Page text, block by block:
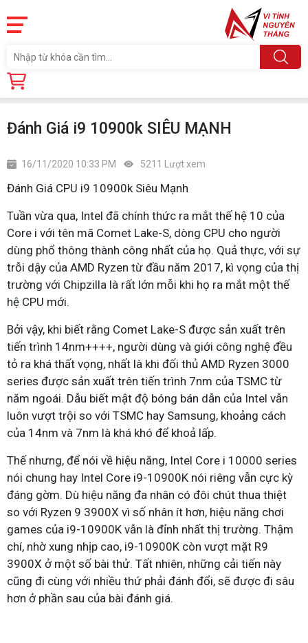
Trang chủ
Đánh Giá i9 10900k SIÊU MẠNH
16/11/2020 10:33 PM 5211 Lượt xem
Đánh Giá CPU i9 10900k Siêu Mạnh
Tuần vừa qua, Intel đã chính thức ra mắt thế hệ 10 của
Core i với tên mã Comet Lake-S, dòng CPU cho người
dùng phổ thông thành công nhất của họ. Quả thực, với sự
trỗi dậy của AMD Ryzen từ đầu năm 2017, kì vọng của thị
trường với Chipzilla là rất lớn mỗi khi họ ra mắt một thế
hệ CPU mới.
Bởi vậy, khi biết rằng Comet Lake-S được sản xuất trên
tiến trình 14nm++++, người dùng và giới công nghệ đều
tỏ ra khá thất vọng, nhất là khi đối thủ AMD Ryzen 3000
series được sản xuất trên tiến trình 7nm của TSMC từ
năm ngoái. Dẫu biết mật độ bóng bán dẫn của Intel vẫn
luôn vượt trội so với TSMC hay Samsung, khoảng cách
của 14nm và 7nm là khá khó để khoả lấp.
Thế nhưng, để nói về hiệu năng, Intel Core i 10000 series
nói chung hay Intel Core i9-10900K nói riêng vẫn cực kỳ
đáng gờm. Dù hiệu năng đa nhân có đôi chút thua thiệt
so với Ryzen 9 3900X vì số nhân ít hơn, hiệu năng chơi
games của i9-10900K vẫn là đỉnh nhất thị trường. Thậm
chí, nhờ xung nhịp cao, i9-10900K còn vượt mặt R9
3900X ở một số bài thử. Tất nhiên, những cải tiến này
cũng đi cùng với nhiều thứ phải đánh đổi, sẽ được đi sâu
hơn ở phần sau của bài đánh giá.